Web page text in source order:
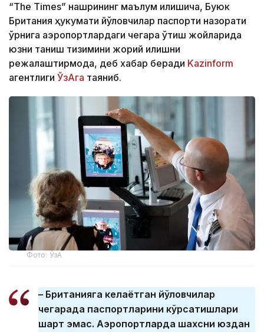
“The Times” нашрининг маълум қилишича, Буюк
Британия ҳукумати йўловчилар паспорти назорати
ўрнига аэропортлардаги чегара ўтиш жойларида
юзни таниш тизимини жорий қилишни
режалаштирмоқда, деб хабар беради Kazinform
агентлиги ЎзАга таяниб.
Фото: ЎзА
– Британияга келаётган йўловчилар
чегарада паспортларини кўрсатишлари
шарт эмас. Аэропортларда шахсни юздан